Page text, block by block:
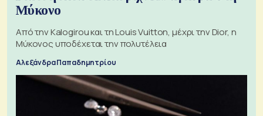
Μύκονο
Από την Kalogirou και τη Louis Vuitton, μέχρι την Dior, η
Μύκονος υποδέχεται την πολυτέλεια
Αλεξάνδρα Παπαδημητρίου